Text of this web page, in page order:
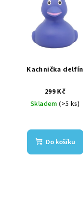
Kachnička delfín
299 Kč
Skladem(>5 ks)
Do košíku